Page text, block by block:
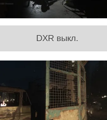
DXR выкл.